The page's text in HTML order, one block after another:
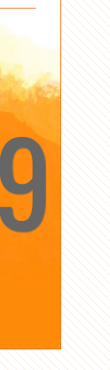
☆